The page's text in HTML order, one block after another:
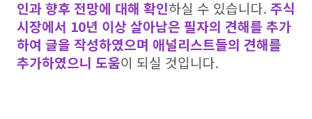
인과 향후 전망에 대해 확인하실 수 있습니다. 주식
시장에서 10년 이상 살아남은 필자의 견해를 추가
하여 글을 작성하였으며 애널리스트들의 견해를
추가하였으니 도움이 되실 것입니다.